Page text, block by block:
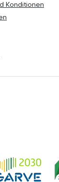
Konditionen